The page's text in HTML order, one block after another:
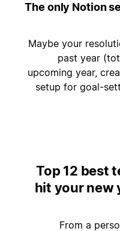
The only
Maybe your
past
upcoming
setup for
Top 12
hit your
From a